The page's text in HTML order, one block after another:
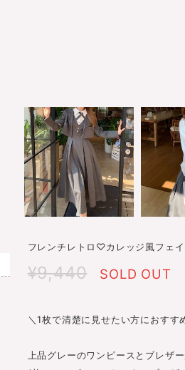
フレンチレトロ♡カレッジ風フェ
¥9,440 SOLD OUT
＼1枚で清楚に見せたい方におすす
上品グレーのワンピースとブレザ